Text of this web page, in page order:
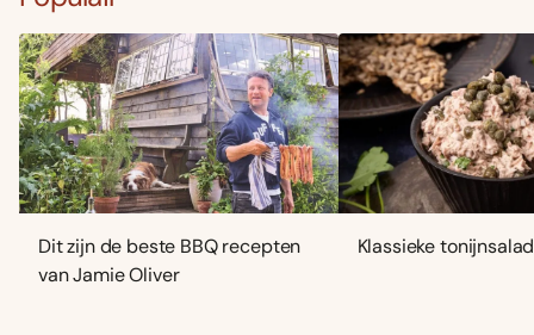
Dit zijn de beste BBQ recepten
van Jamie Oliver
Klassieke